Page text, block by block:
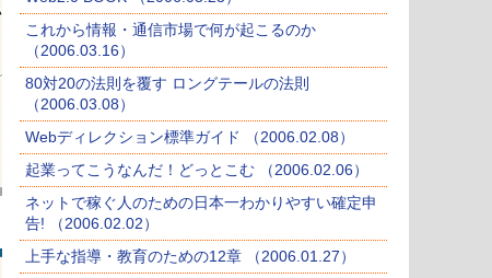
これから情報・通信市場で何が起こるのか
（2006.03.16）
80対20の法則を覆す ロングテールの法則
（2006.03.08）
Webディレクション標準ガイド （2006.02.08）
起業ってこうなんだ！どっとこむ （2006.02.06）
ネットで稼ぐ人のための日本一わかりやすい確定申
告! （2006.02.02）
上手な指導・教育のための12章 （2006.01.27）